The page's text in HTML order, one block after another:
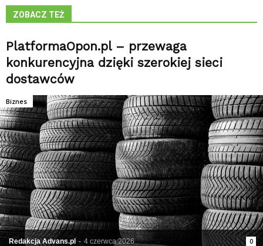
ZOBACZ TEŻ
PlatformaOpon.pl – przewaga
konkurencyjna dzięki szerokiej sieci
dostawców
Redakcja Advans.pl - 4 czerwca 2026 0
Biznes